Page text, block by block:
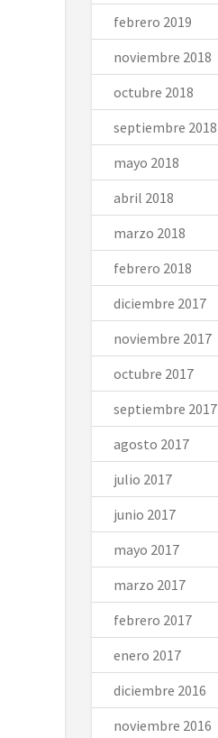
febrero 2019
noviembre 2018
octubre 2018
septiembre 2018
mayo 2018
abril 2018
marzo 2018
febrero 2018
diciembre 2017
noviembre 2017
octubre 2017
septiembre 2017
agosto 2017
julio 2017
junio 2017
mayo 2017
marzo 2017
febrero 2017
enero 2017
diciembre 2016
noviembre 2016